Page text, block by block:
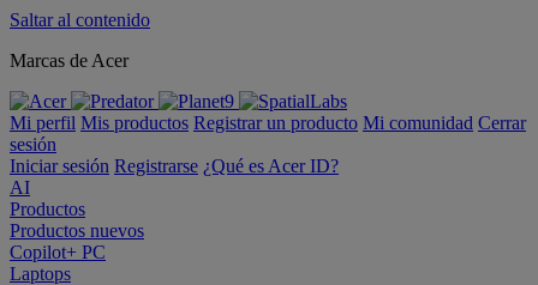
Saltar al contenido
Marcas de Acer
Mi perfil Mis productos Registrar un producto Mi comunidad Cerrar
sesión
Iniciar sesión Registrarse ¿Qué es Acer ID?
AI
Productos
Productos nuevos
Copilot+ PC
Laptops